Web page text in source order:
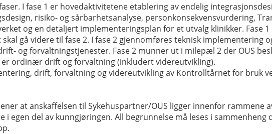
I fase 1 er hovedaktivitetene etablering av endelig
risiko- og sårbarhetsanalyse, personkonsekvensvurdering,
og en detaljert implementeringsplan for et utvalg klinikker. Fase
gå videre til fase 2. I fase 2 gjennomføres teknisk implementering
og forvaltningstjenester. Fase 2 munner ut i milepæl 2 der OUS
er ordinær drift og forvaltning (inkludert videreutvikling).
drift, forvaltning og videreutvikling av Kontrolltårnet for bruk
at anskaffelsen til Sykehuspartner/OUS ligger innenfor
i egen del av kunngjøringen. All begrunnelse må leses i